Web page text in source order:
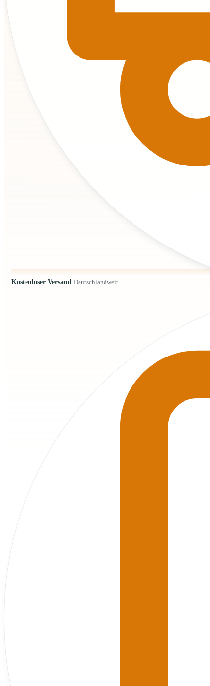
Kostenloser Versand Deutschlandweit